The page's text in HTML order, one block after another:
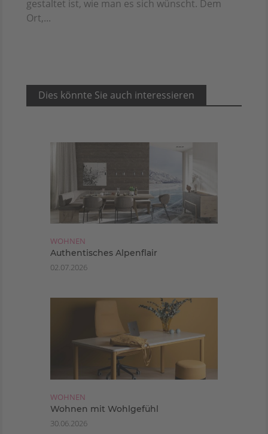
gestaltet ist, wie man es sich wünscht. Dem
Ort,...
Dies könnte Sie auch interessieren
WOHNEN
Authentisches Alpenflair
02.07.2026
WOHNEN
Wohnen mit Wohlgefühl
30.06.2026